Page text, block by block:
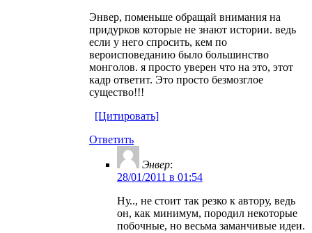
Энвер, поменьше обращай внимания на
придурков которые не знают истории. ведь
если у него спросить, кем по
вероисповеданию было большинство
монголов. я просто уверен что на это, этот
кадр ответит. Это просто безмозглое
существо!!!
[Цитировать]
Ответить
Энвер:
28/01/2011 в 01:54
Ну.., не стоит так резко к автору, ведь
он, как минимум, породил некоторые
побочные, но весьма заманчивые идеи.